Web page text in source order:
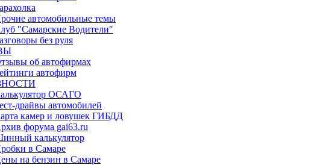
автомобильные темы
"Самарские Водители"
без руля
об автофирмах
автофирм
ОСАГО
драйвы автомобилей
камер и ловушек ГИБДД
форума gai63.ru
калькулятор
в Самаре
на бензин в Самаре